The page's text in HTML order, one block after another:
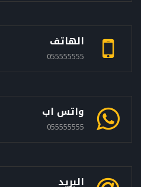
الهاتف
055555555
واتس اب
055555555
البريد